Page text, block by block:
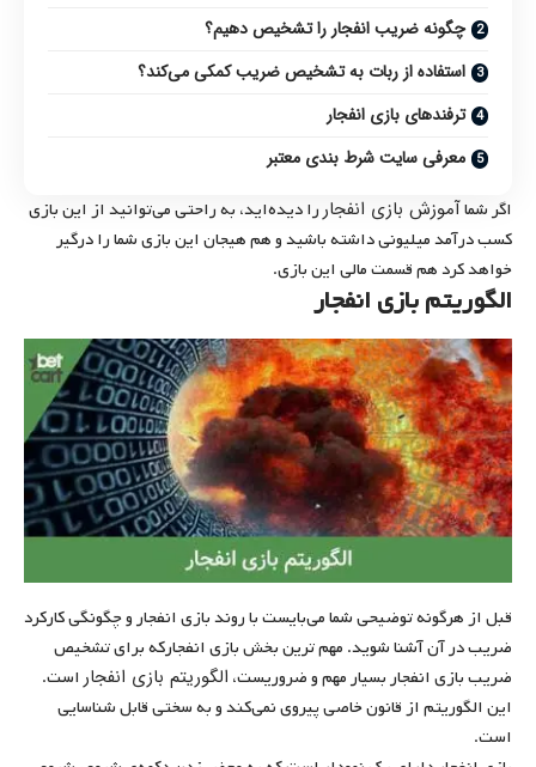
چگونه ضریب انفجار را تشخیص دهیم؟
استفاده از ربات به تشخیص ضریب کمکی می‌کند؟
ترفندهای بازی انفجار
معرفی سایت شرط بندی معتبر
اگر شماآموزش بازی انفجاررا دیده‌اید، به راحتی می‌توانید از این بازی
کسب درآمد میلیونی داشته باشید و هم هیجان این بازی شما را درگیر
خواهد کرد هم قسمت مالی این بازی.
الگوریتم بازی انفجار
قبل از هرگونه توضیحی شما می‌بایست با روند بازی انفجار و چگونگی کارکرد
ضریب در آن آشنا شوید. مهم ترین بخش بازی انفجارکه برای تشخیص
ضریب بازی انفجار بسیار مهم و ضروریست، الگوریتم بازی انفجار است.
این الگوریتم از قانون خاصی پیروی نمی‌کند و به سختی قابل شناسایی
است.